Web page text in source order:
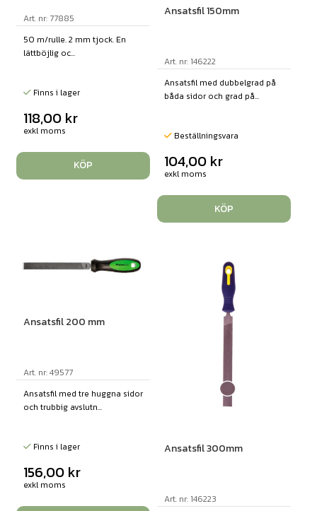
Art. nr: 77885
50 m/rulle. 2 mm tjock. En
lättböjlig oc...
Finns i lager
118,00 kr
exkl moms
KÖP
Ansatsfil 150mm
Art. nr: 146222
Ansatsfil med dubbelgrad på
båda sidor och grad på...
Beställningsvara
104,00 kr
exkl moms
KÖP
Ansatsfil 200 mm
Art. nr: 49577
Ansatsfil med tre huggna sidor
och trubbig avslutn...
Finns i lager
156,00 kr
exkl moms
Ansatsfil 300mm
Art. nr: 146223